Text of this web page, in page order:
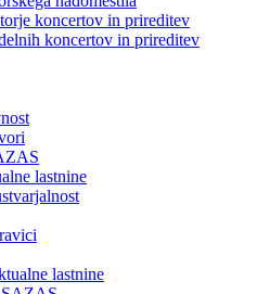
koncertov in prireditev
koncertov in prireditev
lastnine
lastnine